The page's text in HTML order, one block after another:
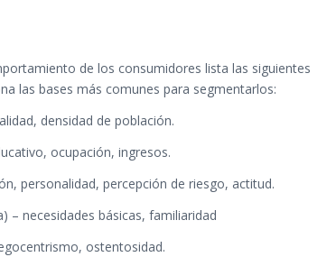
de los consumidores lista las siguientes
las bases más comunes para segmentarlos:
densidad de población.
ocupación, ingresos.
personalidad, percepción de riesgo, actitud.
– necesidades básicas, familiaridad
ostentosidad.